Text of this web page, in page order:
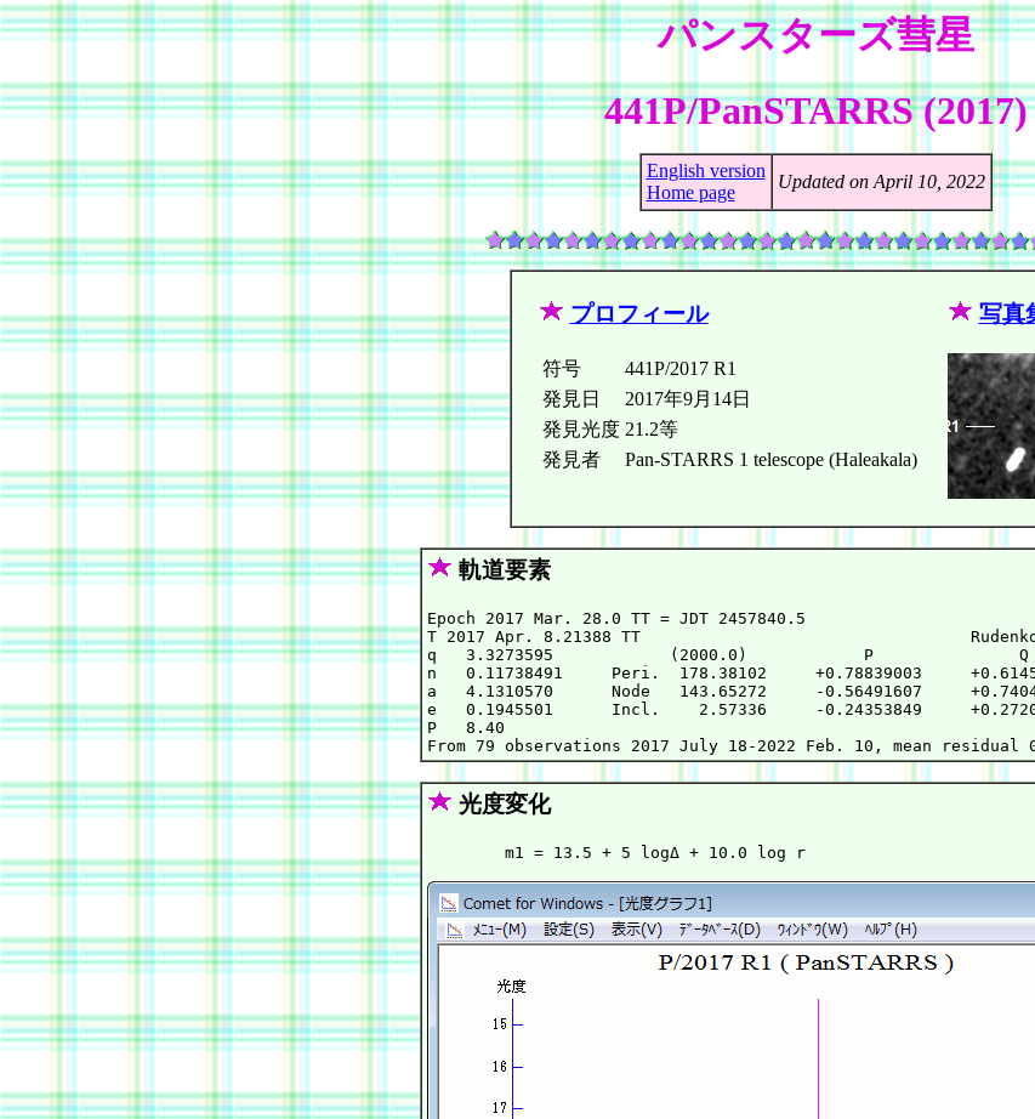
パンスターズ彗星
441P/PanSTARRS (2017)
English version
Home page
Updated on April 10, 2022
プロフィール
符号
441P/2017 R1
発見日
2017年9月14日
発見光度 21.2等
発見者
Pan-STARRS 1 telescope (Haleakala)
写真
軌道要素
Epoch 2017 Mar. 28.0 TT = JDT
T 2017 Apr. 8.21388 TT
q   3.3273595            (2000.0)            P
n   0.11738491     Peri.  178.38102     +0.78839003
a   4.1310570      Node   143.65272     -0.56491607
e   0.1945501      Incl.    2.57336     -0.24353849
P
光度変化